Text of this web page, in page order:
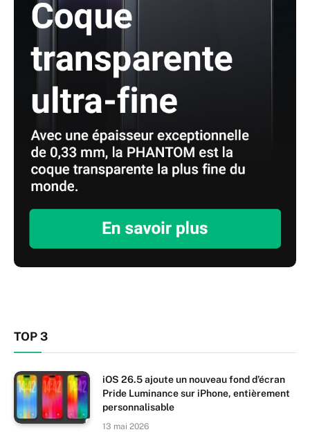
TOP 3
iOS 26.5 ajoute un nouveau fond d’écran
Pride Luminance sur iPhone, entièrement
personnalisable
13 mai 2026